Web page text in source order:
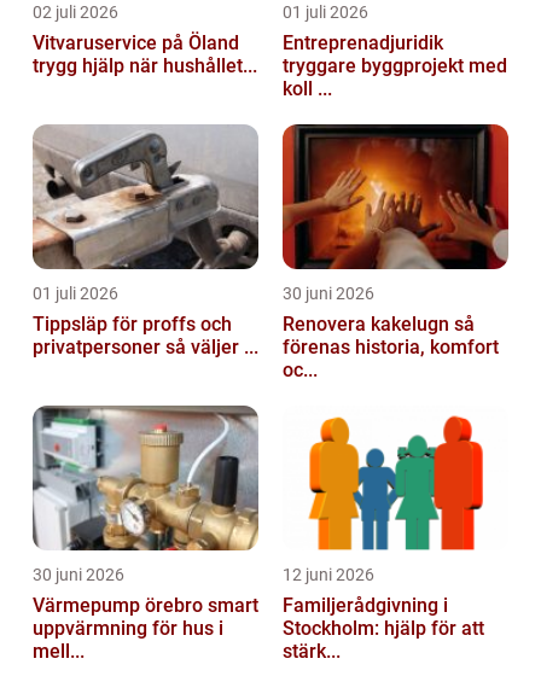
02 juli 2026
Vitvaruservice på Öland
trygg hjälp när hushållet...
01 juli 2026
Entreprenadjuridik
tryggare byggprojekt med
koll ...
01 juli 2026
Tippsläp för proffs och
privatpersoner så väljer ...
30 juni 2026
Renovera kakelugn så
förenas historia, komfort
oc...
30 juni 2026
Värmepump örebro smart
uppvärmning för hus i
mell...
12 juni 2026
Familjerådgivning i
Stockholm: hjälp för att
stärk...